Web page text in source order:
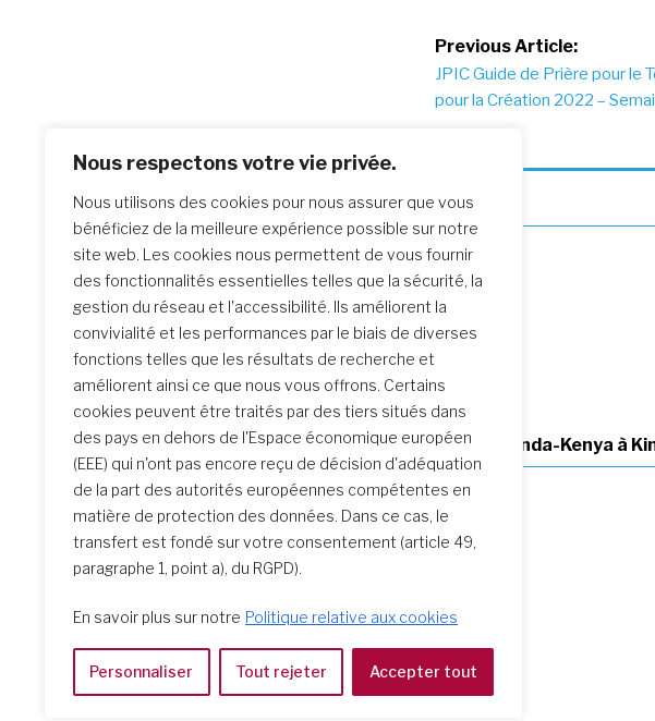
Nous respectons votre vie privée.
Nous utilisons des cookies pour nous assurer que vous
bénéficiez de la meilleure expérience possible sur notre
site web. Les cookies nous permettent de vous fournir
des fonctionnalités essentielles telles que la sécurité, la
gestion du réseau et l'accessibilité. Ils améliorent la
convivialité et les performances par le biais de diverses
fonctions telles que les résultats de recherche et
améliorent ainsi ce que nous vous offrons. Certains
cookies peuvent être traités par des tiers situés dans
des pays en dehors de l'Espace économique européen
(EEE) qui n'ont pas encore reçu de décision d'adéquation
de la part des autorités européennes compétentes en
matière de protection des données. Dans ce cas, le
transfert est fondé sur votre consentement (article 49,
paragraphe 1, point a), du RGPD).
En savoir plus sur notre Politique relative aux cookies
Personnaliser Tout rejeter Accepter tout
Post
navigation
Previous Article:
JPIC Guide de Prière pour le
pour la Création 2022 –
Accueil des postulantes de la province Ouganda-Kenya à